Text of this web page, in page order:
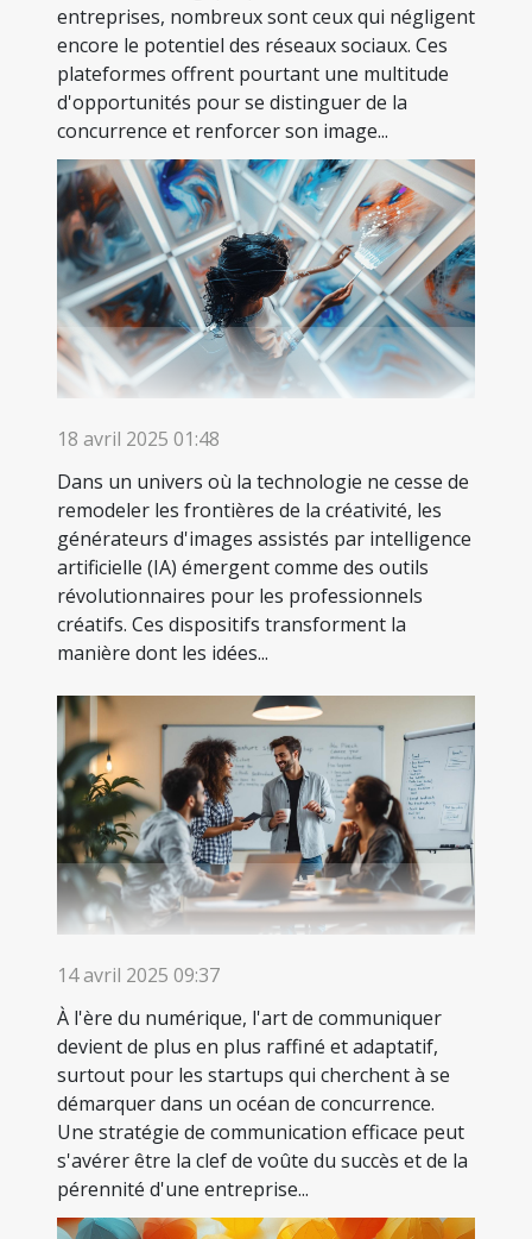
entreprises, nombreux sont ceux qui négligent
encore le potentiel des réseaux sociaux. Ces
plateformes offrent pourtant une multitude
d'opportunités pour se distinguer de la
concurrence et renforcer son image...
18 avril 2025 01:48
Dans un univers où la technologie ne cesse de
remodeler les frontières de la créativité, les
générateurs d'images assistés par intelligence
artificielle (IA) émergent comme des outils
révolutionnaires pour les professionnels
créatifs. Ces dispositifs transforment la
manière dont les idées...
14 avril 2025 09:37
À l'ère du numérique, l'art de communiquer
devient de plus en plus raffiné et adaptatif,
surtout pour les startups qui cherchent à se
démarquer dans un océan de concurrence.
Une stratégie de communication efficace peut
s'avérer être la clef de voûte du succès et de la
pérennité d'une entreprise...